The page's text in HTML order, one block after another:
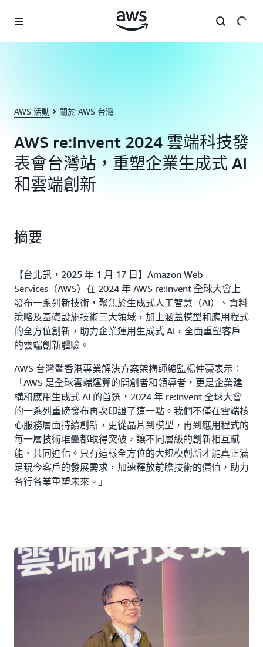
AWS 活動 關於 AWS 台灣
AWS re:Invent 2024 雲端科技發
表會台灣站，重塑企業生成式 AI
和雲端創新
摘要
【台北訊，2025 年 1 月 17 日】Amazon Web
Services（AWS）在 2024 年 AWS re:Invent 全球大會上
發布一系列新技術，聚焦於生成式人工智慧（AI）、資料
策略及基礎設施技術三大領域，加上涵蓋模型和應用程式
的全方位創新，助力企業運用生成式 AI，全面重塑客戶
的雲端創新體驗。
AWS 台灣暨香港專業解決方案架構師總監楊仲豪表示：
「AWS 是全球雲端運算的開創者和領導者，更是企業建
構和應用生成式 AI 的首選，2024 年 re:Invent 全球大會
的一系列重磅發布再次印證了這一點。我們不僅在雲端核
心服務層面持續創新，更從晶片到模型，再到應用程式的
每一層技術堆疊都取得突破，讓不同層級的創新相互賦
能、共同進化。只有這樣全方位的大規模創新才能真正滿
足現今客戶的發展需求，加速釋放前瞻技術的價值，助力
各行各業重塑未來。」